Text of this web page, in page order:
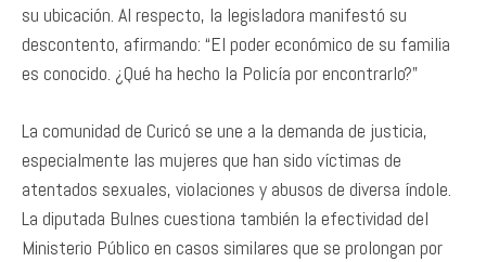
su ubicación. Al respecto, la legisladora manifestó su
descontento, afirmando: “El poder económico de su familia
es conocido. ¿Qué ha hecho la Policía por encontrarlo?”
La comunidad de Curicó se une a la demanda de justicia,
especialmente las mujeres que han sido víctimas de
atentados sexuales, violaciones y abusos de diversa índole.
La diputada Bulnes cuestiona también la efectividad del
Ministerio Público en casos similares que se prolongan por